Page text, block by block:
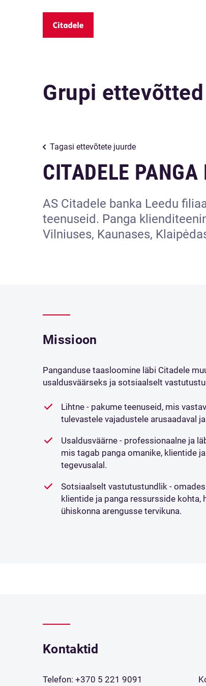
Grupi ettevõtted
Tagasi ettevõtete juurde
CITADELE
AS Citadele banka Leedu
teenuseid. Panga
Vilniuses, Kaunases,
Missioon
Panganduse taasloomine läbi Citadele
usaldusväärseks ja sotsiaalselt
Lihtne - pakume teenuseid, mis
tulevastele vajadustele arusaadaval
Usaldusväärne - professionaalne ja
mis tagab panga omanike, klientide
tegevusalal.
Sotsiaalselt vastutustundlik -
klientide ja panga ressursside kohta,
ühiskonna arengusse tervikuna.
Kontaktid
Telefon: +370 5 221 9091